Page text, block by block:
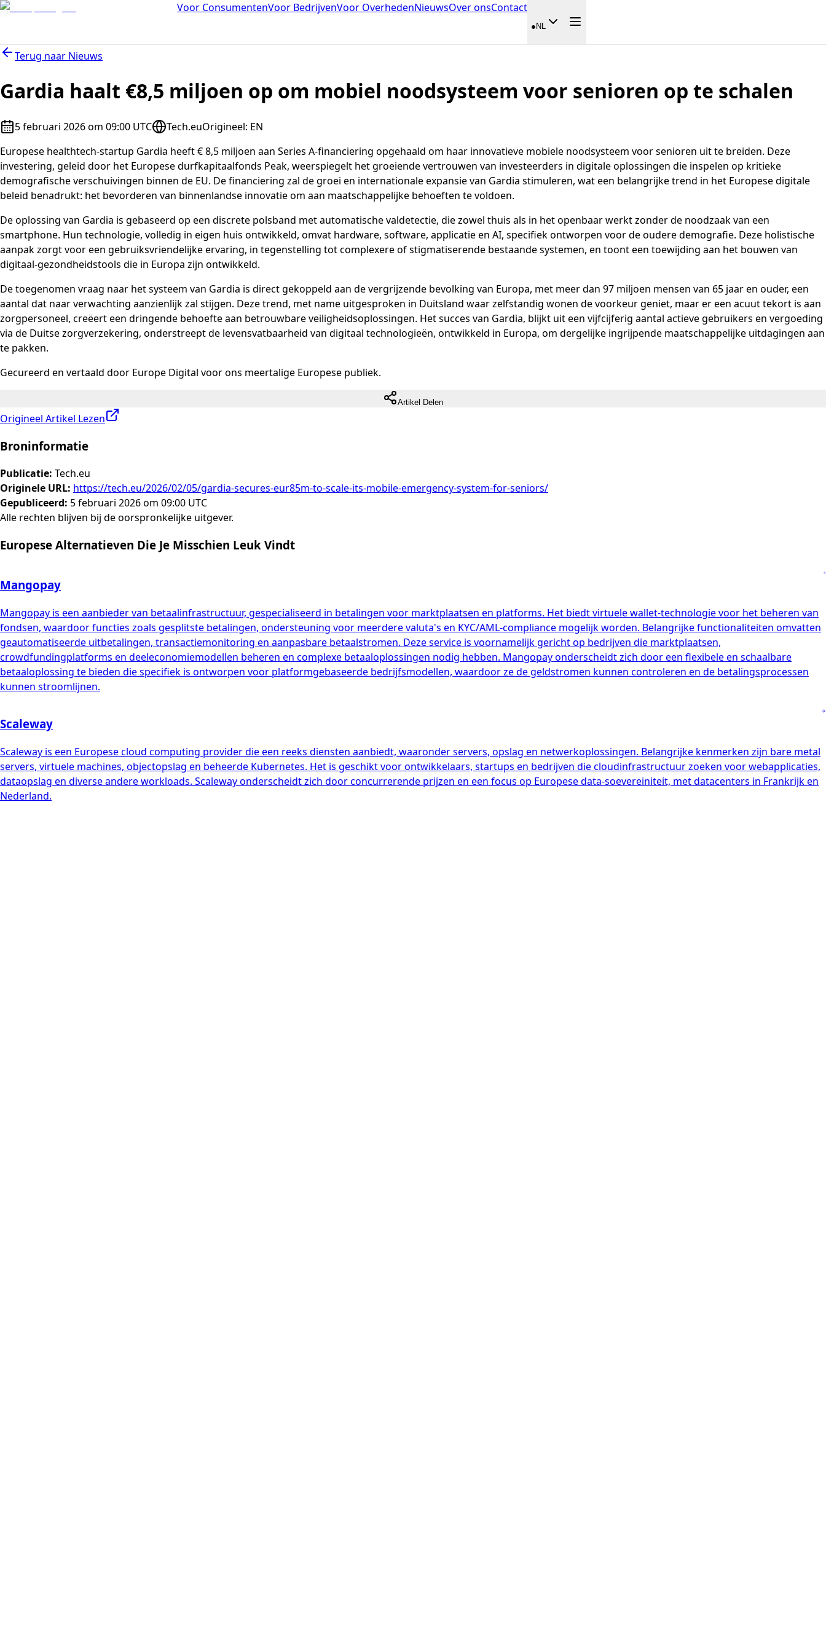
Voor ConsumentenVoor BedrijvenVoor OverhedenNieuwsOver onsContact
●NL
Terug naar Nieuws
Gardia haalt €8,5 miljoen op om mobiel noodsysteem voor senioren op te schalen
5 februari 2026 om 09:00 UTC Tech.euOrigineel: EN
Europese healthtech-startup Gardia heeft € 8,5 miljoen aan Series A-financiering opgehaald om haar innovatieve mobiele noodsysteem voor senioren uit te breiden. Deze
investering, geleid door het Europese durfkapitaalfonds Peak, weerspiegelt het groeiende vertrouwen van investeerders in digitale oplossingen die inspelen op kritieke
demografische verschuivingen binnen de EU. De financiering zal de groei en internationale expansie van Gardia stimuleren, wat een belangrijke trend in het Europese digitale
beleid benadrukt: het bevorderen van binnenlandse innovatie om aan maatschappelijke behoeften te voldoen.
De oplossing van Gardia is gebaseerd op een discrete polsband met automatische valdetectie, die zowel thuis als in het openbaar werkt zonder de noodzaak van een
smartphone. Hun technologie, volledig in eigen huis ontwikkeld, omvat hardware, software, applicatie en AI, specifiek ontworpen voor de oudere demografie. Deze holistische
aanpak zorgt voor een gebruiksvriendelijke ervaring, in tegenstelling tot complexere of stigmatiserende bestaande systemen, en toont een toewijding aan het bouwen van
digitaal-gezondheidstools die in Europa zijn ontwikkeld.
De toegenomen vraag naar het systeem van Gardia is direct gekoppeld aan de vergrijzende bevolking van Europa, met meer dan 97 miljoen mensen van 65 jaar en ouder, een
aantal dat naar verwachting aanzienlijk zal stijgen. Deze trend, met name uitgesproken in Duitsland waar zelfstandig wonen de voorkeur geniet, maar er een acuut tekort is aan
zorgpersoneel, creëert een dringende behoefte aan betrouwbare veiligheidsoplossingen. Het succes van Gardia, blijkt uit een vijfcijferig aantal actieve gebruikers en vergoeding
via de Duitse zorgverzekering, onderstreept de levensvatbaarheid van digitaal technologieën, ontwikkeld in Europa, om dergelijke ingrijpende maatschappelijke uitdagingen aan
te pakken.
Gecureerd en vertaald door Europe Digital voor ons meertalige Europese publiek.
Artikel Delen
Origineel Artikel Lezen
Broninformatie
Publicatie: Tech.eu
Originele URL: https://tech.eu/2026/02/05/gardia-secures-eur85m-to-scale-its-mobile-emergency-system-for-seniors/
Gepubliceerd: 5 februari 2026 om 09:00 UTC
Alle rechten blijven bij de oorspronkelijke uitgever.
Europese Alternatieven Die Je Misschien Leuk Vindt
Mangopay
Mangopay is een aanbieder van betaalinfrastructuur, gespecialiseerd in betalingen voor marktplaatsen en platforms. Het biedt virtuele wallet-technologie voor het beheren van
fondsen, waardoor functies zoals gesplitste betalingen, ondersteuning voor meerdere valuta's en KYC/AML-compliance mogelijk worden. Belangrijke functionaliteiten omvatten
geautomatiseerde uitbetalingen, transactiemonitoring en aanpasbare betaalstromen. Deze service is voornamelijk gericht op bedrijven die marktplaatsen,
crowdfundingplatforms en deeleconomiemodellen beheren en complexe betaaloplossingen nodig hebben. Mangopay onderscheidt zich door een flexibele en schaalbare
betaaloplossing te bieden die specifiek is ontworpen voor platformgebaseerde bedrijfsmodellen, waardoor ze de geldstromen kunnen controleren en de betalingsprocessen
kunnen stroomlijnen.
Scaleway
Scaleway is een Europese cloud computing provider die een reeks diensten aanbiedt, waaronder servers, opslag en netwerkoplossingen. Belangrijke kenmerken zijn bare metal
servers, virtuele machines, objectopslag en beheerde Kubernetes. Het is geschikt voor ontwikkelaars, startups en bedrijven die cloudinfrastructuur zoeken voor webapplicaties,
dataopslag en diverse andere workloads. Scaleway onderscheidt zich door concurrerende prijzen en een focus op Europese data-soevereiniteit, met datacenters in Frankrijk en
Nederland.